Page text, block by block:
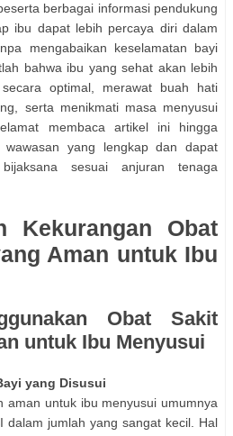
berbagai informasi pendukung
ibu dapat lebih percaya diri dalam
mengabaikan keselamatan bayi
bahwa ibu yang sehat akan lebih
optimal, merawat buah hati
serta menikmati masa menyusui
membaca artikel ini hingga
wawasan yang lengkap dan dapat
sesuai anjuran tenaga
Kekurangan Obat
Aman untuk Ibu
Obat Sakit
untuk Ibu Menyusui
yang Disusui
aman untuk ibu menyusui umumnya
dalam jumlah yang sangat kecil. Hal